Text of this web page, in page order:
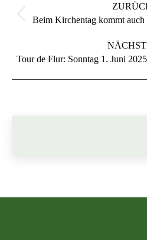
Beim Kirchentag kommt
Tour de Flur: Sonntag 1. Juni